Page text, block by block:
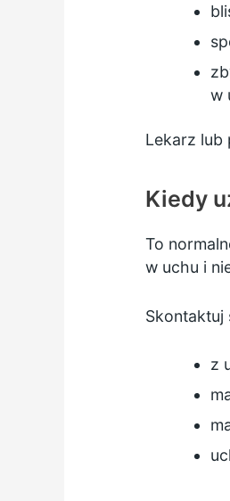
w
Lekarz lub
Kiedy
To
w uchu i
Skontaktuj
z